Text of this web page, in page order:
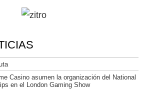
Casino asumen la organización del National
en el London Gaming Show